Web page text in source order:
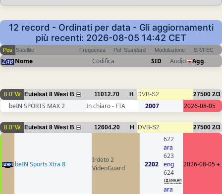
12 record - Ordinati per data - Gli aggiornamenti
più recenti: 2026-08-05 14:42 CET
Pos Satellite Frequenza Pol Standard Modulazione SR/FEC
Nome Codifica SID Audio Agg.
8.0°W Eutelsat 8 West B 11012.70 H DVB-S2 27500 2/3
beIN SPORTS MAX 2 In chiaro - FTA 2007 2026-08-05
8.0°W Eutelsat 8 West B 12604.20 H DVB-S2 27500 2/3
beIN Sports Xtra 8
Irdeto 2
VideoGuard
2202
622
ara
623
eng
624
ara
2026-08-05+